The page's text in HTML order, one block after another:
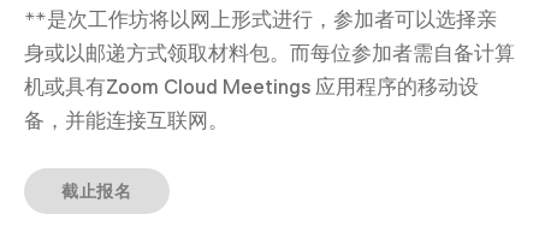
**是次工作坊将以网上形式进行，参加者可以选择亲
身或以邮递方式领取材料包。而每位参加者需自备计算
机或具有Zoom Cloud Meetings 应用程序的移动设
备，并能连接互联网。
截止报名